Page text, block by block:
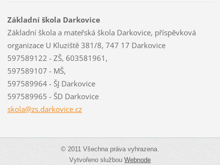
Základní škola Darkovice
Základní škola a mateřská škola Darkovice, příspěvková
organizace U Kluziště 381/8, 747 17 Darkovice
597589122 - ZŠ, 603581961,
597589107 - MŠ,
597589964 - ŠJ Darkovice
597589965 - ŠD Darkovice
skola@zs.darkovice.cz
© 2011 Všechna práva vyhrazena.
Vytvořeno službouWebnode